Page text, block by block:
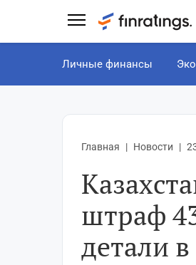
Личные финансы
Главная Новости
штраф
детали